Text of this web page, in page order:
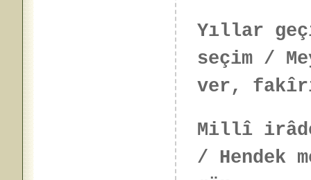
Yıllar
seçim /
ver,
Millî irâde
/ Hendek